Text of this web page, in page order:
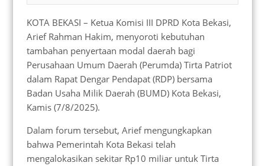
KOTA BEKASI – Ketua Komisi III DPRD Kota Bekasi,
Arief Rahman Hakim, menyoroti kebutuhan
tambahan penyertaan modal daerah bagi
Perusahaan Umum Daerah (Perumda) Tirta Patriot
dalam Rapat Dengar Pendapat (RDP) bersama
Badan Usaha Milik Daerah (BUMD) Kota Bekasi,
Kamis (7/8/2025).
Dalam forum tersebut, Arief mengungkapkan
bahwa Pemerintah Kota Bekasi telah
mengalokasikan sekitar Rp10 miliar untuk Tirta